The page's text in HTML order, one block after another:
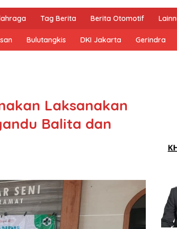
Tag Berita Berita Otomotif
Bulutangkis DKI Jakarta Gerindra
Laksanakan
Balita dan